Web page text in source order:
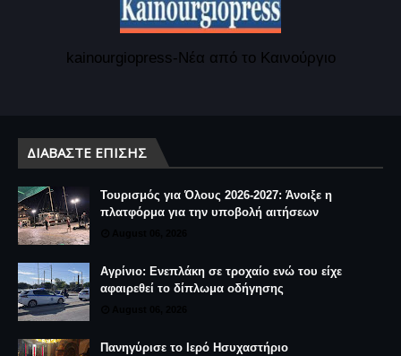
kainourgiopress-Νέα από το Καινούργιο
ΔΙΑΒΆΣΤΕ ΕΠΊΣΗΣ
Τουρισμός για Όλους 2026-2027: Άνοιξε η
πλατφόρμα για την υποβολή αιτήσεων
Αγρίνιο: Ενεπλάκη σε τροχαίο ενώ του είχε
αφαιρεθεί το δίπλωμα οδήγησης
Πανηγύρισε το Ιερό Ησυχαστήριο